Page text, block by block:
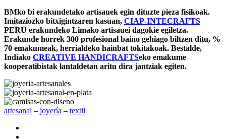
BMko bi erakundetako artisauek egin dituzte pieza fisikoak.
Imitaziozko bitxigintzaren kasuan, CIAP-INTECRAFTS
PERÚ erakundeko Limako artisauei dagokie egiletza.
Erakunde horrek 300 profesional baino gehiago biltzen ditu, %
70 emakumeak, herrialdeko hainbat tokitakoak. Bestalde,
Indiako CREATIVE HANDICRAFTSeko emakume
kooperatibistak lantaldetan aritu dira jantziak egiten.
artesanal ‒ joyería ‒ textil